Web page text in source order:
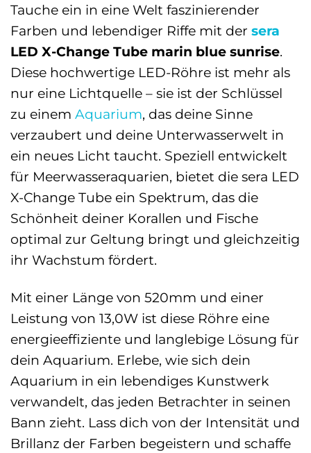
Tauche ein in eine Welt faszinierender
Farben und lebendiger Riffe mit der sera
LED X-Change Tube marin blue sunrise.
Diese hochwertige LED-Röhre ist mehr als
nur eine Lichtquelle – sie ist der Schlüssel
zu einem Aquarium, das deine Sinne
verzaubert und deine Unterwasserwelt in
ein neues Licht taucht. Speziell entwickelt
für Meerwasseraquarien, bietet die sera LED
X-Change Tube ein Spektrum, das die
Schönheit deiner Korallen und Fische
optimal zur Geltung bringt und gleichzeitig
ihr Wachstum fördert.
Mit einer Länge von 520mm und einer
Leistung von 13,0W ist diese Röhre eine
energieeffiziente und langlebige Lösung für
dein Aquarium. Erlebe, wie sich dein
Aquarium in ein lebendiges Kunstwerk
verwandelt, das jeden Betrachter in seinen
Bann zieht. Lass dich von der Intensität und
Brillanz der Farben begeistern und schaffe